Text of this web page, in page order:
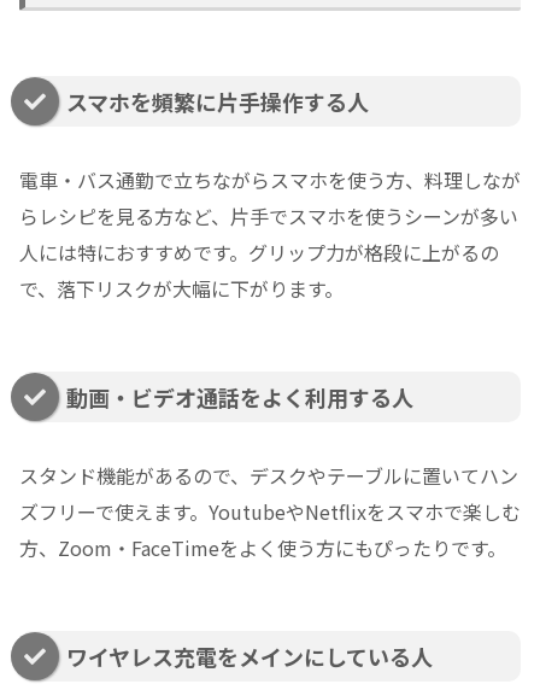
スマホを頻繁に片手操作する人
電車・バス通勤で立ちながらスマホを使う方、料理しなが
らレシピを見る方など、片手でスマホを使うシーンが多い
人には特におすすめです。グリップ力が格段に上がるの
で、落下リスクが大幅に下がります。
動画・ビデオ通話をよく利用する人
スタンド機能があるので、デスクやテーブルに置いてハン
ズフリーで使えます。YoutubeやNetflixをスマホで楽しむ
方、Zoom・FaceTimeをよく使う方にもぴったりです。
ワイヤレス充電をメインにしている人